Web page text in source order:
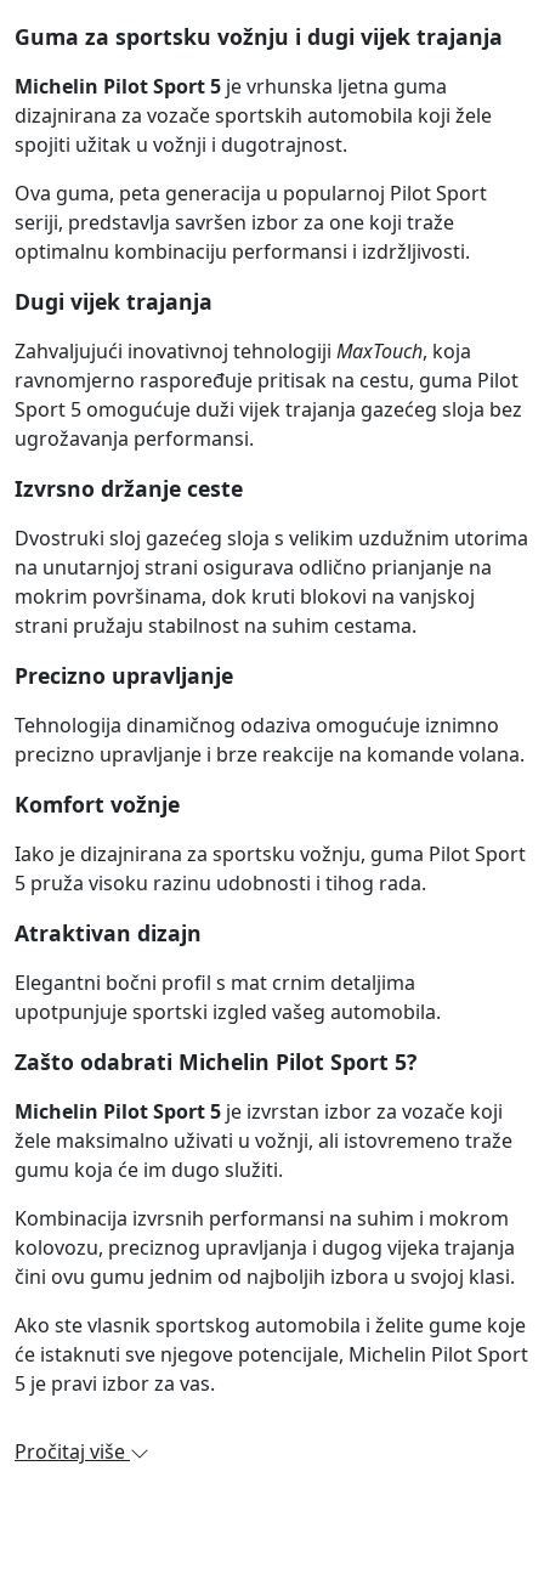
Guma za sportsku vožnju i dugi vijek trajanja
Michelin Pilot Sport 5 je vrhunska ljetna guma
dizajnirana za vozače sportskih automobila koji žele
spojiti užitak u vožnji i dugotrajnost.
Ova guma, peta generacija u popularnoj Pilot Sport
seriji, predstavlja savršen izbor za one koji traže
optimalnu kombinaciju performansi i izdržljivosti.
Dugi vijek trajanja
Zahvaljujući inovativnoj tehnologiji MaxTouch, koja
ravnomjerno raspoređuje pritisak na cestu, guma Pilot
Sport 5 omogućuje duži vijek trajanja gazećeg sloja bez
ugrožavanja performansi.
Izvrsno držanje ceste
Dvostruki sloj gazećeg sloja s velikim uzdužnim utorima
na unutarnjoj strani osigurava odlično prianjanje na
mokrim površinama, dok kruti blokovi na vanjskoj
strani pružaju stabilnost na suhim cestama.
Precizno upravljanje
Tehnologija dinamičnog odaziva omogućuje iznimno
precizno upravljanje i brze reakcije na komande volana.
Komfort vožnje
Iako je dizajnirana za sportsku vožnju, guma Pilot Sport
5 pruža visoku razinu udobnosti i tihog rada.
Atraktivan dizajn
Elegantni bočni profil s mat crnim detaljima
upotpunjuje sportski izgled vašeg automobila.
Zašto odabrati Michelin Pilot Sport 5?
Michelin Pilot Sport 5 je izvrstan izbor za vozače koji
žele maksimalno uživati u vožnji, ali istovremeno traže
gumu koja će im dugo služiti.
Kombinacija izvrsnih performansi na suhim i mokrom
kolovozu, preciznog upravljanja i dugog vijeka trajanja
čini ovu gumu jednim od najboljih izbora u svojoj klasi.
Ako ste vlasnik sportskog automobila i želite gume koje
će istaknuti sve njegove potencijale, Michelin Pilot Sport
5 je pravi izbor za vas.
Pročitaj više